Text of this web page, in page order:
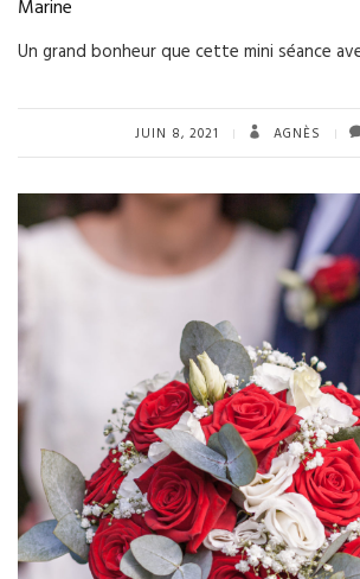
Marine
Un grand bonheur que cette mini séance
JUIN 8, 2021 AGNÈS